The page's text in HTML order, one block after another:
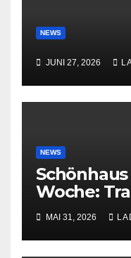
NEWS
JUNI 27, 2026
NEWS
Woche:
Petkovic
Zuschauer
MAI 31, 2026